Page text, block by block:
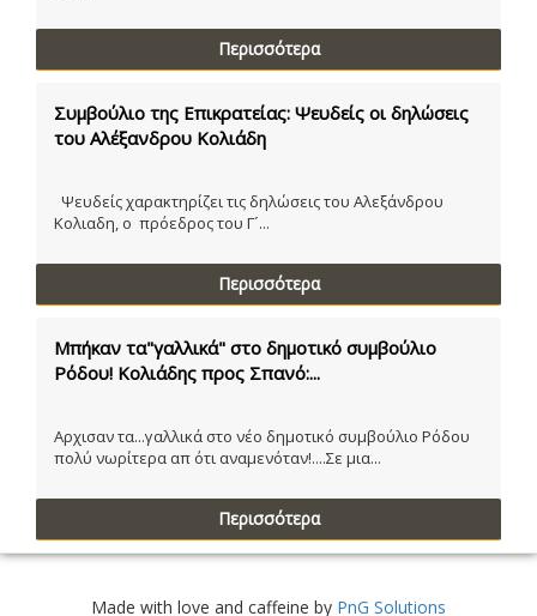
Περισσότερα
Συμβούλιο της Επικρατείας: Ψευδείς οι δηλώσεις
του Αλέξανδρου Κολιάδη
Ψευδείς χαρακτηρίζει τις δηλώσεις του Αλεξάνδρου
Κολιαδη, ο πρόεδρος του Γ´...
Περισσότερα
Μπήκαν τα"γαλλικά" στο δημοτικό συμβούλιο
Ρόδου! Κολιάδης προς Σπανό:...
Αρχισαν τα...γαλλικά στο νέο δημοτικό συμβούλιο Ρόδου
πολύ νωρίτερα απ ότι αναμενόταν!....Σε μια...
Περισσότερα
Made with love and caffeine by PnG Solutions